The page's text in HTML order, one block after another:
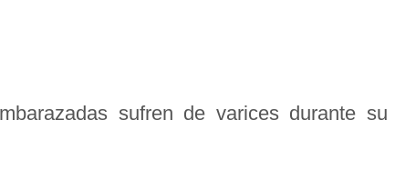
sufren de varices durante su